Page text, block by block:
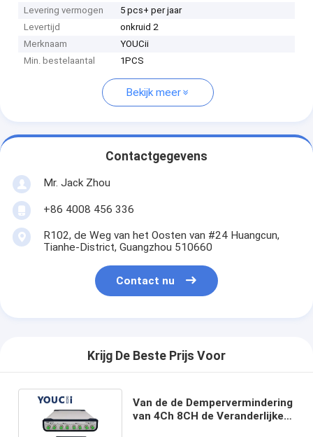
Levering vermogen
5 pcs+ per jaar
Levertijd
onkruid 2
Merknaam
YOUCii
Min. bestelaantal
1PCS
Bekijk meer
Contactgegevens
Mr. Jack Zhou
+86 4008 456 336
R102, de Weg van het Oosten van #24 Huangcun,
Tianhe-District, Guangzhou 510660
Contact nu
Krijg De Beste Prijs Voor
Van de de Dempervermindering
van 4Ch 8CH de Veranderlijke